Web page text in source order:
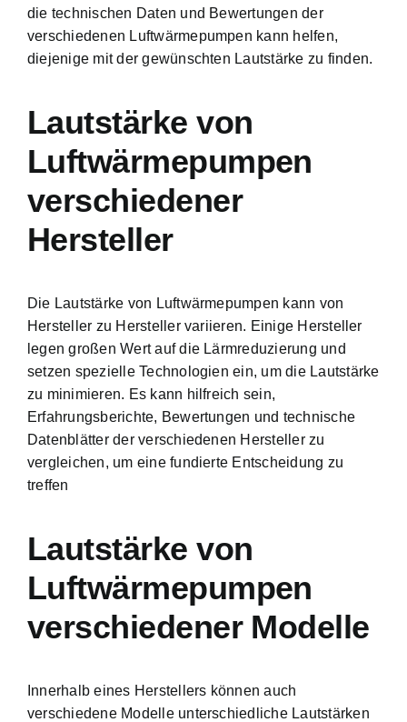
die technischen Daten und Bewertungen der
verschiedenen Luftwärmepumpen kann helfen,
diejenige mit der gewünschten Lautstärke zu finden.
Lautstärke von
Luftwärmepumpen
verschiedener
Hersteller
Die Lautstärke von Luftwärmepumpen kann von
Hersteller zu Hersteller variieren. Einige Hersteller
legen großen Wert auf die Lärmreduzierung und
setzen spezielle Technologien ein, um die Lautstärke
zu minimieren. Es kann hilfreich sein,
Erfahrungsberichte, Bewertungen und technische
Datenblätter der verschiedenen Hersteller zu
vergleichen, um eine fundierte Entscheidung zu
treffen
Lautstärke von
Luftwärmepumpen
verschiedener Modelle
Innerhalb eines Herstellers können auch
verschiedene Modelle unterschiedliche Lautstärken